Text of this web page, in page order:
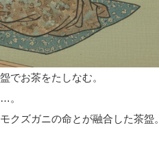
でお茶をたしなむ。
。
クズガニの命とが融合した茶盌。